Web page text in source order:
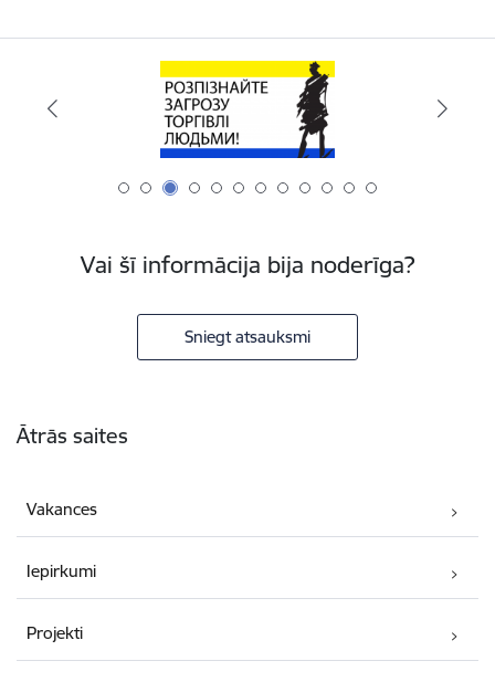
Vai šī informācija bija noderīga?
Sniegt atsauksmi
Ātrās saites
Vakances
Iepirkumi
Projekti